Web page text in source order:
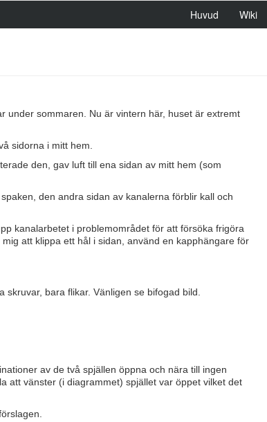
Huvud Wiki
under sommaren. Nu är vintern här, huset är extremt
sidorna i mitt hem.
den, gav luft till ena sidan av mitt hem (som
den andra sidan av kanalerna förblir kall och
kanalarbetet i problemområdet för att försöka frigöra
att klippa ett hål i sidan, använd en kapphängare för
bara flikar. Vänligen se bifogad bild.
av de två spjällen öppna och nära till ingen
att vänster (i diagrammet) spjället var öppet vilket det